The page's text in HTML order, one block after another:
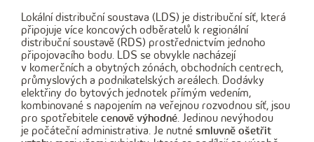
Lokální distribuční soustava (LDS) je distribuční síť, která
připojuje více koncových odběratelů k regionální
distribuční soustavě (RDS) prostřednictvím jednoho
připojovacího bodu. LDS se obvykle nacházejí
v komerčních a obytných zónách, obchodních centrech,
průmyslových a podnikatelských areálech. Dodávky
elektřiny do bytových jednotek přímým vedením,
kombinované s napojením na veřejnou rozvodnou síť, jsou
pro spotřebitele cenově výhodné. Jedinou nevýhodou
je počáteční administrativa. Je nutné smluvně ošetřit